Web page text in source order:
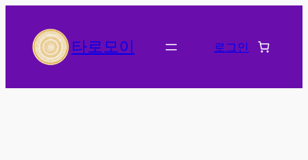
바
타로모이 로그인